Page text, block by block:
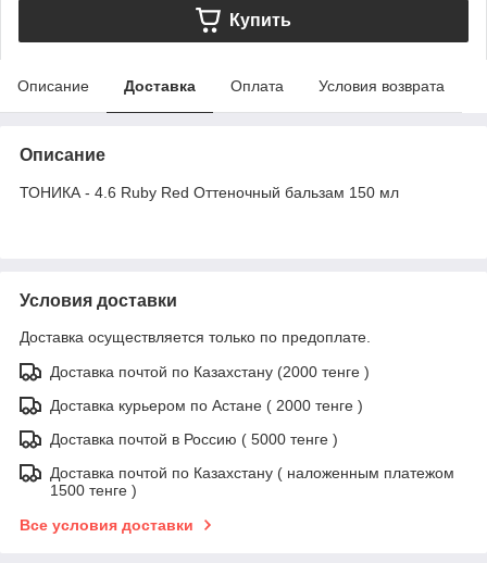
Купить
Описание Доставка Оплата Условия возврата
Описание
ТОНИКА - 4.6 Ruby Red Оттеночный бальзам 150 мл
Условия доставки
Доставка осуществляется только по предоплате.
Доставка почтой по Казахстану (2000 тенге )
Доставка курьером по Астане ( 2000 тенге )
Доставка почтой в Россию ( 5000 тенге )
Доставка почтой по Казахстану ( наложенным платежом
1500 тенге )
Все условия доставки